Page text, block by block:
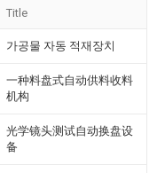
Title
가공물 자동 적재장치
一种料盘式自动供料收料
机构
光学镜头测试自动换盘设
备